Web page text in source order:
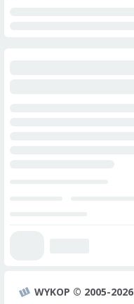
WYKOP © 2005-2026